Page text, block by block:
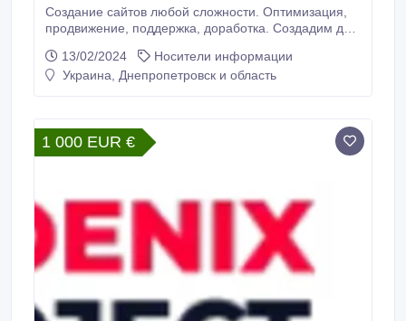
Создание сайтов любой сложности. Оптимизация,
продвижение, поддержка, доработка. Создадим для
сайт; интернет-магазин; блог. Также занимаемся сео
оптимизацией, продвижением по поисковым
Drupal, Magento, а также индивидуальные решения
13/02/2024
Носители информации
Украина, Днепропетровск и область
1 000 EUR €